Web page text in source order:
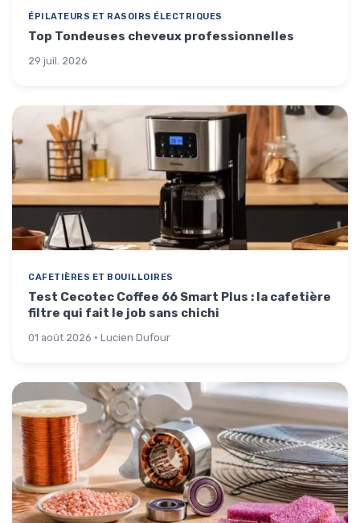
ÉPILATEURS ET RASOIRS ÉLECTRIQUES
Top Tondeuses cheveux professionnelles
29 juil. 2026
CAFETIÈRES ET BOUILLOIRES
Test Cecotec Coffee 66 Smart Plus : la cafetière
filtre qui fait le job sans chichi
01 août 2026 · Lucien Dufour